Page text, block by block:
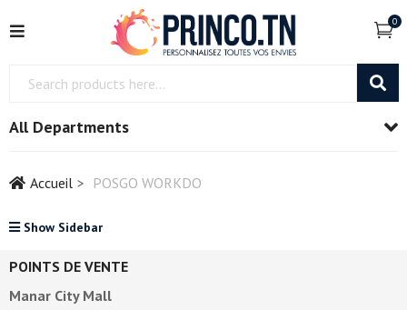
0
All Departments
Accueil POSGO WORKDO
Show Sidebar
POINTS DE VENTE
Manar City Mall